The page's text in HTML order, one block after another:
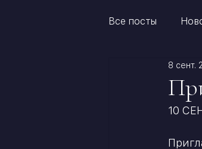
Все посты
8 сент.
10